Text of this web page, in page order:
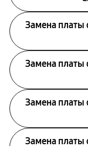
Замена платы
Замена платы
Замена платы
Замена платы